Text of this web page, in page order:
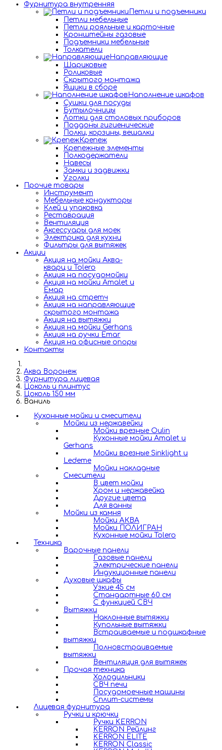
Фурнитура внутренняя
Петли и подъемники
Петли мебельные
Петли рояльные и карточные
Кронштейны газовые
Подъемники мебельные
Толкатели
Направляющие
Шариковые
Роликовые
Скрытого монтажа
Ящики в сборе
Наполнение шкафов
Сушки для посуды
Бутылочницы
Лотки для столовых приборов
Поддоны гигиенические
Полки, корзины, вешалки
Крепеж
Крепежные элементы
Полкодержатели
Навесы
Замки и задвижки
Уголки
Прочие товары
Инструмент
Мебельные кондукторы
Клей и упаковка
Реставрация
Вентиляция
Аксессуары для моек
Электрика для кухни
Фильтры для вытяжек
Акции
Акция на мойки Аква-
кварц и Tolero
Акция на посудомойки
Акция на мойки Amalet и
Емар
Акция на стретч
Акция на направляющие
скрытого монтажа
Акция на вытяжки
Акция на мойки Gerhans
Акция на ручки Emar
Акция на офисные опоры
Контакты
Аква Воронеж
Фурнитура лицевая
Цоколь и плинтус
Цоколь 150 мм
Ваниль
Кухонные мойки и смесители
Мойки из нержавейки
Мойки врезные Oulin
Кухонные мойки Amalet и
Gerhans
Мойки врезные Sinklight и
Ledeme
Мойки накладные
Смесители
В цвет мойки
Хром и нержавейка
Другие цвета
Для ванны
Мойки из камня
Мойки АКВА
Мойки ПОЛИГРАН
Кухонные мойки Tolero
Техника
Варочные панели
Газовые панели
Электрические панели
Индукционные панели
Духовые шкафы
Узкие 45 см
Стандартные 60 см
С функцией СВЧ
Вытяжки
Наклонные вытяжки
Купольные вытяжки
Встраиваемые и подшкафные
вытяжки
Полновстраиваемые
вытяжки
Вентиляция для вытяжек
Прочая техника
Холодильники
СВЧ печи
Посудомоечные машины
Сплит-системы
Лицевая фурнитура
Ручки и крючки
Ручки KERRON
KERRON Рейлинг
KERRON ELITE
KERRON Classic